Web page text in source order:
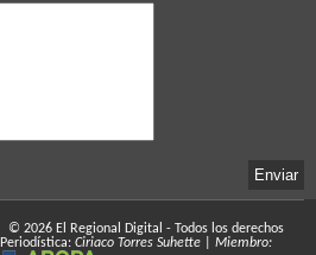
© 2026 El Regional Digital - Todos los derechos
Ciriaco Torres Suhette Miembro: